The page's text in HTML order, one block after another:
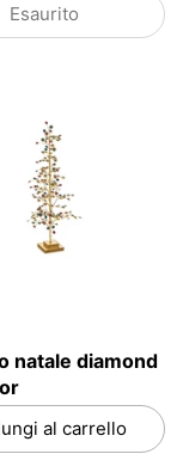
Esaurito
natale diamond
al carrello